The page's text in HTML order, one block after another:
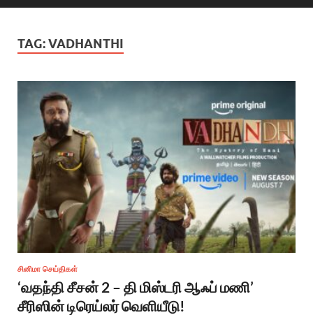
TAG:VADHANTHI
சினிமா செய்திகள்
‘வதந்தி சீசன் 2 – தி மிஸ்டரி ஆஃப் மணி’
சீரிஸின் டிரெய்லர் வெளியீடு!